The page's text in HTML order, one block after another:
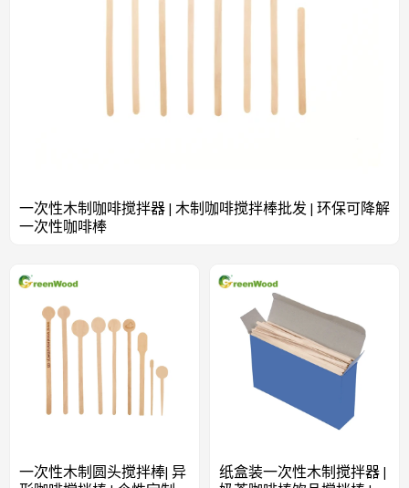
一次性木制咖啡搅拌器 | 木制咖啡搅拌棒批发 | 环保可降解
一次性咖啡棒
一次性木制圆头搅拌棒| 异
纸盒装一次性木制搅拌器 |